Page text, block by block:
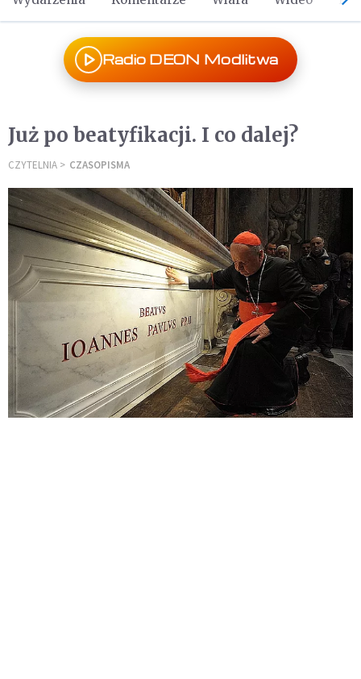
Radio DEON Modlitwa
Już po beatyfikacji. I co dalej?
CZYTELNIA CZASOPISMA